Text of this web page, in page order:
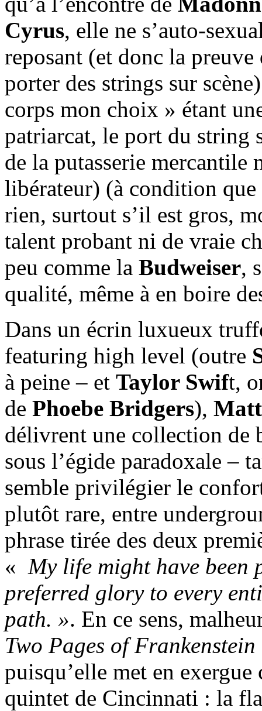
Cyrus, elle ne s’auto-
reposant (et donc la preuve
porter des strings sur
corps mon choix » étant
patriarcat, le port du string
de la putasserie mercantile
libérateur) (à condition que
rien, surtout s’il est gros,
talent probant ni de vraie
peu comme la Budweiser,
qualité, même à en boire
Dans un écrin luxueux
featuring high level (outre
à peine – et Taylor Swift,
de Phoebe Bridgers),
délivrent une collection de
sous l’égide paradoxale –
semble privilégier le
plutôt rare, entre
phrase tirée des deux
« My life might have been
preferred glory to every
path. ». En ce sens,
Two Pages of Frankenstein
puisqu’elle met en
quintet de Cincinnati : la